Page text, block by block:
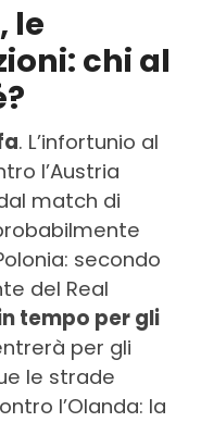
le
chi al
. L’infortunio al
l’Austria
match di
secondo
del Real
tempo per gli
per gli
le strade
l’Olanda: la